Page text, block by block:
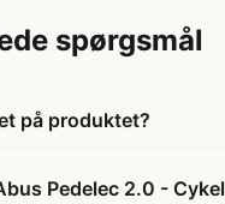
spørgsmål
på produktet?
Pedelec 2.0 -